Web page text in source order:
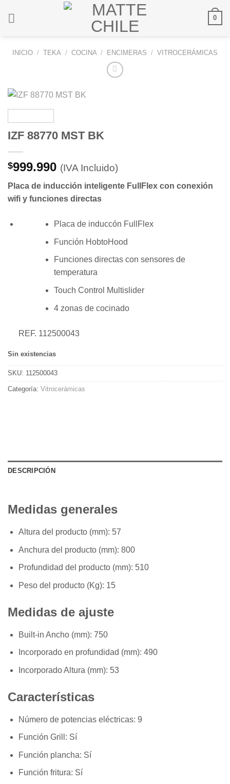
0
INICIO / TEKA / COCINA / ENCIMERAS / VITROCERÁMICAS
IZF 88770 MST BK
$999.990 (IVA Incluido)
Placa de inducción inteligente FullFlex con conexión
wifi y funciones directas
Placa de induccón FullFlex
Función HobtoHood
Funciones directas con sensores de
temperatura
Touch Control Multislider
4 zonas de cocinado
REF. 112500043
Sin existencias
SKU: 112500043
Categoría: Vitrocerámicas
DESCRIPCIÓN
Medidas generales
Altura del producto (mm): 57
Anchura del producto (mm): 800
Profundidad del producto (mm): 510
Peso del producto (Kg): 15
Medidas de ajuste
Built-in Ancho (mm): 750
Incorporado en profundidad (mm): 490
Incorporado Altura (mm): 53
Características
Número de potencias eléctricas: 9
Función Grill: Sí
Función plancha: Sí
Función fritura: Sí